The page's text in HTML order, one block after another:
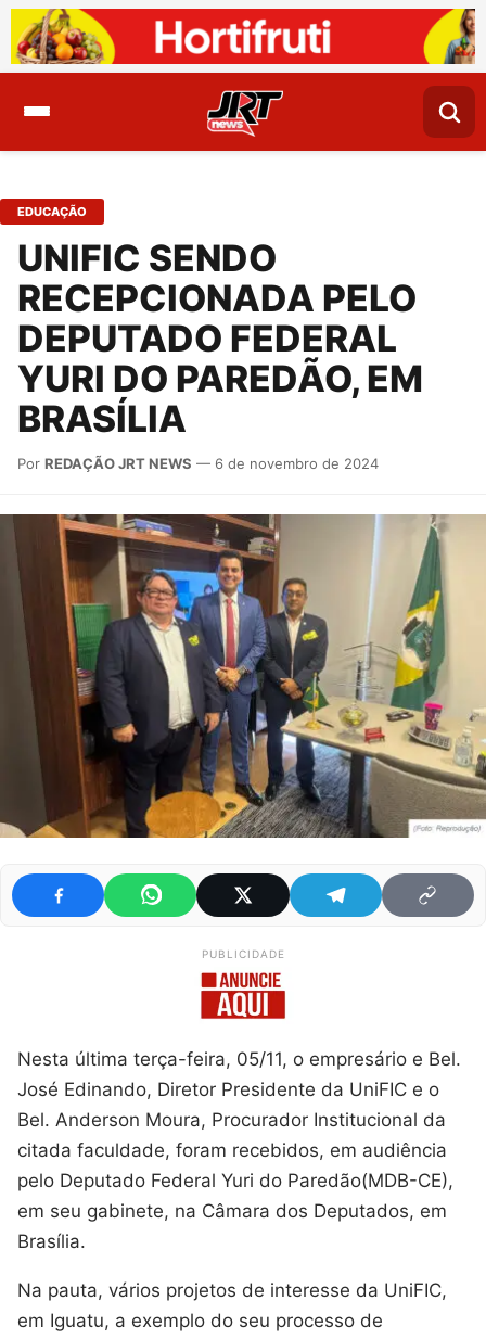
EDUCAÇÃO
UNIFIC SENDO
RECEPCIONADA PELO
DEPUTADO FEDERAL
YURI DO PAREDÃO, EM
BRASÍLIA
Por REDAÇÃO JRT NEWS — 6 de novembro de 2024
PUBLICIDADE
Nesta última terça-feira, 05/11, o empresário e Bel.
José Edinando, Diretor Presidente da UniFIC e o
Bel. Anderson Moura, Procurador Institucional da
citada faculdade, foram recebidos, em audiência
pelo Deputado Federal Yuri do Paredão(MDB-CE),
em seu gabinete, na Câmara dos Deputados, em
Brasília.
Na pauta, vários projetos de interesse da UniFIC,
em Iguatu, a exemplo do seu processo de